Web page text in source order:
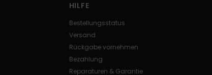
HILFE
Bestellungsstatus
Versand
Rückgabe vornehmen
Bezahlung
Reparaturen & Garantie